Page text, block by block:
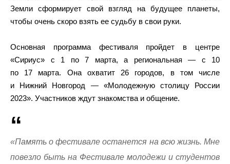
Земли сформирует свой взгляд на будущее планеты,
чтобы очень скоро взять ее судьбу в свои руки.
Основная программа фестиваля пройдет в центре
«Сириус» с 1 по 7 марта, а региональная — с 10
по 17 марта. Она охватит 26 городов, в том числе
и Нижний Новгород — «Молодежную столицу России
2023». Участников ждут знакомства и общение.
«Память о фестивале останется на всю жизнь. Мне
повезло быть на Фестивале молодежи и студентов